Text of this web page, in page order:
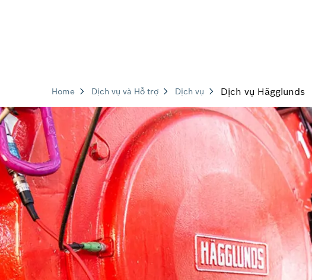
Home Dịch vụ và Hỗ trợ Dịch vụ Dịch vụ Hägglunds